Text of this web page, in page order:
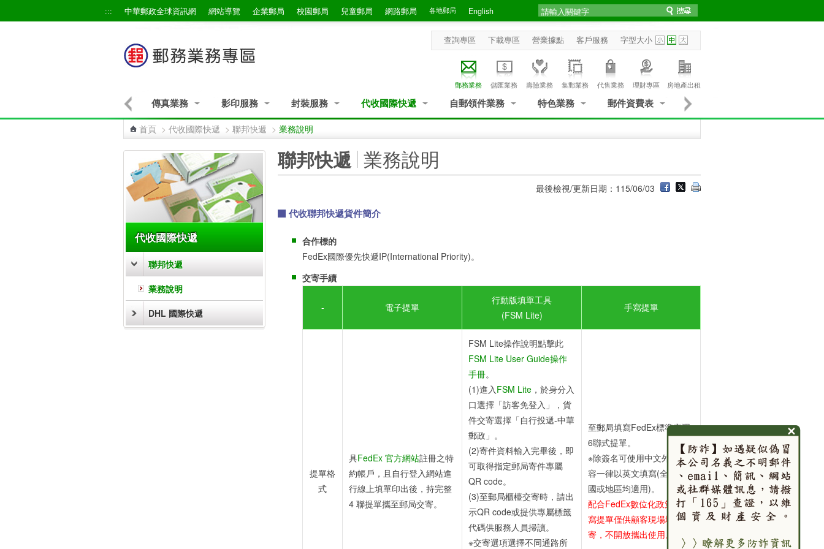
::: 中華郵政全球資訊網 網站導覽 企業郵局 校園郵局 兒童郵局 網路郵局 各地郵局 English
查詢專區 下載專區 營業據點 客戶服務 字型大小
郵務業務 儲匯業務 壽險業務 集郵業務 代售業務 理財專區 房地產出租
傳真業務 影印服務 封裝服務 代收國際快遞 自郵領件業務 特色業務 郵件資費表
首頁 > 代收國際快遞 > 聯邦快遞 > 業務說明
代收國際快遞
聯邦快遞
業務說明
DHL 國際快遞
聯邦快遞 業務說明
最後檢視/更新日期：115/06/03
代收聯邦快遞貨件簡介
合作標的
FedEx國際優先快遞IP(International Priority)。
交寄手續
- 電子提單
行動版填單工具
(FSM Lite)
手寫提單
提單格
式
具FedEx 官方網站註冊之特
約帳戶，且自行登入網站進
行線上填單印出後，持完整
4 聯提單攜至郵局交寄。
FSM Lite操作說明點擊此
FSM Lite User Guide操作
手冊。
(1)進入FSM Lite ，於身分入
口選擇「訪客免登入」，貨
件交寄選擇「自行投遞-中華
郵政」。
(2)寄件資料輸入完畢後，即
可取得指定郵局寄件專屬
QR code。
(3)至郵局櫃檯交寄時，請出
示QR code或提供專屬標籤
代碼供服務人員掃讀。
※交寄選項選擇不同通路所
至郵局填寫FedEx標準空運
6聯式提單。
※除簽名可使用中文外，內
容一律以英文填寫(全球寄達
國或地區均適用)。
配合FedEx數位化政策，手
寫提單僅供顧客現場填寫交
寄，不開放攜出使用。